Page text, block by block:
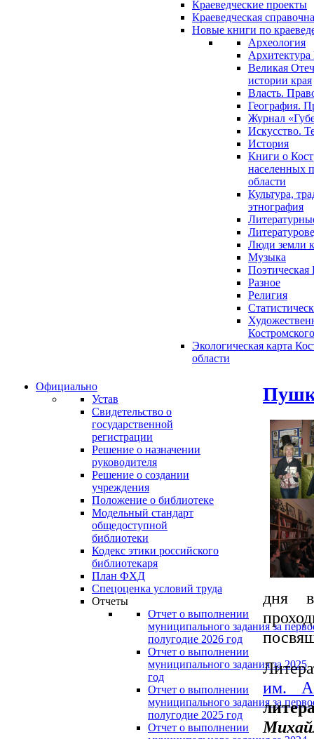
Краеведческие проекты
Краеведческая
Новые книги по
Археология
Архитектура
Великая
истории края
Власть.
География.
Журнал
Искусство.
История
Книги о
населенных
области
Культура,
этнография
Люди земли
Музыка
Поэтическая
Разное
Религия
Экологическая карта
области
Официально
Устав
Свидетельство о
государственной
регистрации
Решение о назначении
руководителя
Решение о создании
учреждения
Положение о библиотеке
Модельный стандарт
общедоступной
библиотеки
Кодекс этики российского
библиотекаря
План ФХД
Спецоценка условий труда
Отчеты
Отчет о выполнении
муниципального задания за
полугодие 2026 год
Отчет о выполнении
муниципального задания за 2025
год
Отчет о выполнении
муниципального задания за
полугодие 2025 год
Отчет о выполнении
дня в
им.